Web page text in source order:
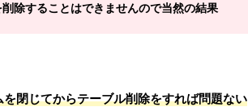
除することはできませんので当然の結果
閉じてからテーブル削除をすれば問題ない